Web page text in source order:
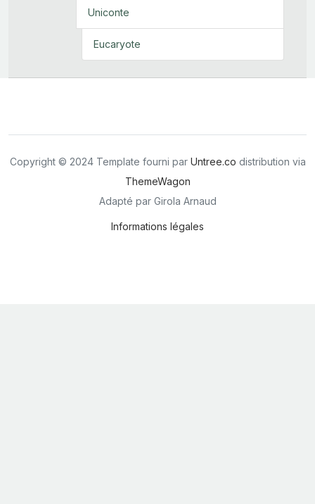
Uniconte
Eucaryote
Copyright © 2024 Template fourni par Untree.co distribution via
ThemeWagon
Adapté par Girola Arnaud
Informations légales